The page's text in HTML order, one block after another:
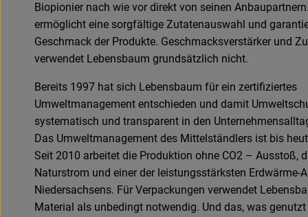
Biopionier nach wie vor direkt von seinen
ermöglicht eine sorgfältige Zutatenauswahl und
Geschmack der Produkte. Geschmacksverstärker und
verwendet Lebensbaum grundsätzlich nicht.
Bereits 1997 hat sich Lebensbaum für ein zertifiziertes
Umweltmanagement entschieden und damit
systematisch und transparent in den
Das Umweltmanagement des Mittelständlers ist bis
Seit 2010 arbeitet die Produktion ohne CO2 – Ausstoß,
Naturstrom und einer der leistungsstärksten Erdwärme-
Niedersachsens. Für Verpackungen verwendet
Material als unbedingt notwendig. Und das, was